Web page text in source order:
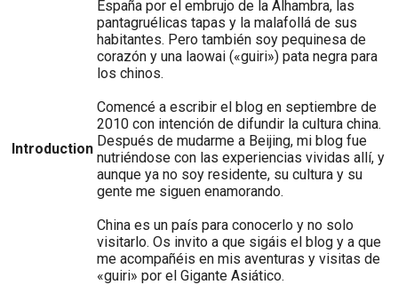
Introduction
España por el embrujo de la Alhambra, las
pantagruélicas tapas y la malafollá de sus
habitantes. Pero también soy pequinesa de
corazón y una laowai («guiri») pata negra para
los chinos.
Comencé a escribir el blog en septiembre de
2010 con intención de difundir la cultura china.
Después de mudarme a Beijing, mi blog fue
nutriéndose con las experiencias vividas allí, y
aunque ya no soy residente, su cultura y su
gente me siguen enamorando.
China es un país para conocerlo y no solo
visitarlo. Os invito a que sigáis el blog y a que
me acompañéis en mis aventuras y visitas de
«guiri» por el Gigante Asiático.